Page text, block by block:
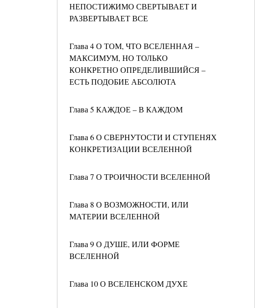
НЕПОСТИЖИМО СВЕРТЫВАЕТ И
РАЗВЕРТЫВАЕТ ВСЕ
Глава 4 О ТОМ, ЧТО ВСЕЛЕННАЯ –
МАКСИМУМ, НО ТОЛЬКО
КОНКРЕТНО ОПРЕДЕЛИВШИЙСЯ –
ЕСТЬ ПОДОБИЕ АБСОЛЮТА
Глава 5 КАЖДОЕ – В КАЖДОМ
Глава 6 О СВЕРНУТОСТИ И СТУПЕНЯХ
КОНКРЕТИЗАЦИИ ВСЕЛЕННОЙ
Глава 7 О ТРОИЧНОСТИ ВСЕЛЕННОЙ
Глава 8 О ВОЗМОЖНОСТИ, ИЛИ
МАТЕРИИ ВСЕЛЕННОЙ
Глава 9 О ДУШЕ, ИЛИ ФОРМЕ
ВСЕЛЕННОЙ
Глава 10 О ВСЕЛЕНСКОМ ДУХЕ